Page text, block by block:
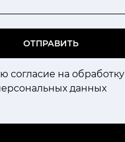
ОТПРАВИТЬ
согласие на обработку
данных